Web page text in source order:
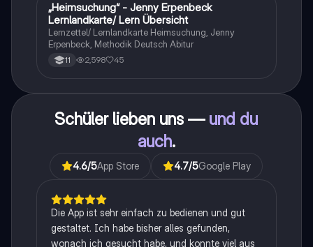
Deutsch
„Heimsuchung“ - Jenny Erpenbeck
Lernlandkarte/ Lern Übersicht
Lernzettel/ Lernlandkarte Heimsuchung, Jenny
Erpenbeck, Methodik Deutsch Abitur
11 2,598 45
Schüler lieben uns — und du
auch.
4.6/5App Store 4.7/5Google Play
Die App ist sehr einfach zu bedienen und gut
gestaltet. Ich habe bisher alles gefunden,
wonach ich gesucht habe, und konnte viel aus